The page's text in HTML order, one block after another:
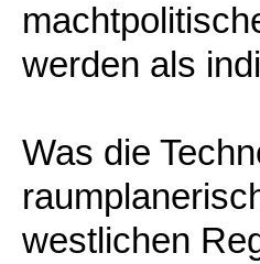
werden als
Was die
westlichen